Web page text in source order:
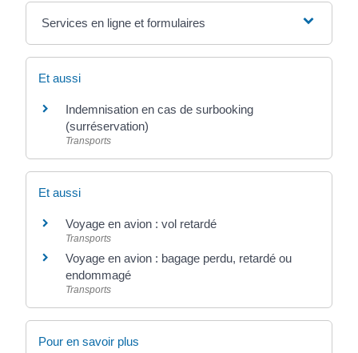
Services en ligne et formulaires
Et aussi
Indemnisation en cas de surbooking
(surréservation)
Transports
Et aussi
Voyage en avion : vol retardé
Transports
Voyage en avion : bagage perdu, retardé ou
endommagé
Transports
Pour en savoir plus